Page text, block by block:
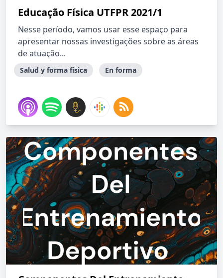
Educação Física UTFPR 2021/1
Nesse período, vamos usar esse espaço para
apresentar nossas investigações sobre as áreas
de atuação...
Salud y forma física En forma